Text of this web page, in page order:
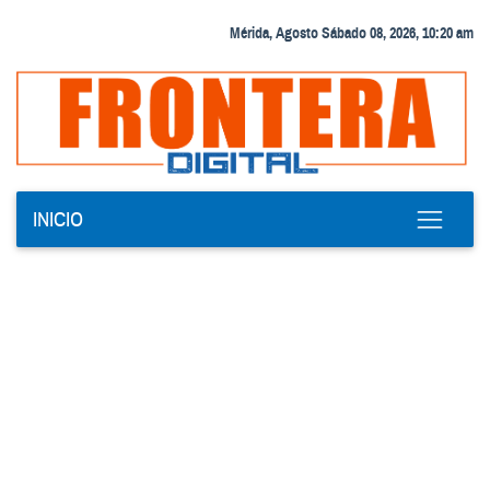
Mérida, Agosto Sábado 08, 2026, 10:20 am
INICIO